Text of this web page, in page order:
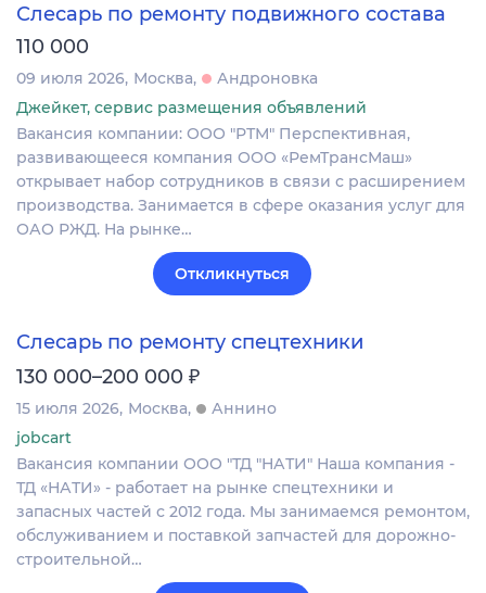
Слесарь по ремонту подвижного состава
110 000
09 июля 2026 Москва
Андроновка
Джейкет, сервис размещения объявлений
Вакансия компании: ООО "РТМ" Перспективная,
развивающееся компания ООО «РемТрансМаш»
открывает набор сотрудников в связи с расширением
производства. Занимается в сфере оказания услуг для
ОАО РЖД. На рынке…
Откликнуться
Слесарь по ремонту спецтехники
130 000–200 000 ₽
15 июля 2026 Москва
Аннино
jobcart
Вакансия компании ООО "ТД "НАТИ" Наша компания -
ТД «НАТИ» - работает на рынке спецтехники и
запасных частей с 2012 года. Мы занимаемся ремонтом,
обслуживанием и поставкой запчастей для дорожно-
строительной…